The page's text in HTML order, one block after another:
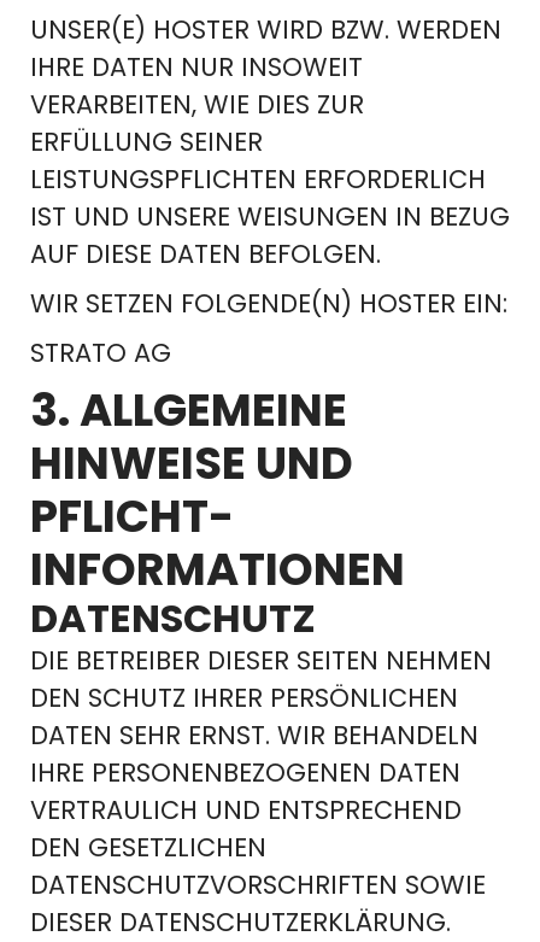
UNSER(E) HOSTER WIRD BZW. WERDEN
IHRE DATEN NUR INSOWEIT
VERARBEITEN, WIE DIES ZUR
ERFÜLLUNG SEINER
LEISTUNGSPFLICHTEN ERFORDERLICH
IST UND UNSERE WEISUNGEN IN BEZUG
AUF DIESE DATEN BEFOLGEN.
WIR SETZEN FOLGENDE(N) HOSTER EIN:
STRATO AG
3. ALLGEMEINE
HINWEISE UND
PFLICHT­
INFORMATIONEN
DATENSCHUTZ
DIE BETREIBER DIESER SEITEN NEHMEN
DEN SCHUTZ IHRER PERSÖNLICHEN
DATEN SEHR ERNST. WIR BEHANDELN
IHRE PERSONENBEZOGENEN DATEN
VERTRAULICH UND ENTSPRECHEND
DEN GESETZLICHEN
DATENSCHUTZVORSCHRIFTEN SOWIE
DIESER DATENSCHUTZERKLÄRUNG.